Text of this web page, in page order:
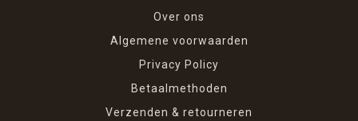
Over ons
Algemene voorwaarden
Privacy Policy
Betaalmethoden
Verzenden & retourneren